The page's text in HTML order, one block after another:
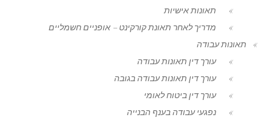
תאונות אישיות
מדריך לאחר תאונת קורקינט – אופניים חשמליים
תאונות עבודה
עורך דין תאונות עבודה
עורך דין תאונות עבודה בגובה
עורך דין ביטוח לאומי
נפגעי עבודה בענף הבנייה